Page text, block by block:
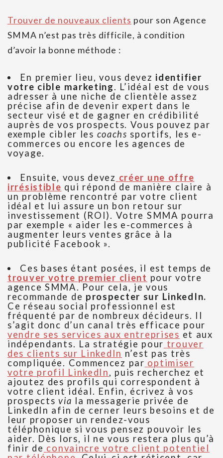
Trouver de nouveaux clients pour son Agence
SMMA n’est pas très difficile, à condition
d’avoir la bonne méthode :
En premier lieu, vous devez identifier
votre cible marketing. L’idéal est de vous
adresser à une niche de clientèle assez
précise afin de devenir expert dans le
secteur visé et de gagner en crédibilité
auprès de vos prospects. Vous pouvez par
exemple cibler les coachs sportifs, les e-
commerces ou encore les agences de
voyage.
Ensuite, vous devez créer une offre
irrésistible qui répond de manière claire à
un problème rencontré par votre client
idéal et lui assure un bon retour sur
investissement (ROI). Votre SMMA pourra
par exemple « aider les e-commerces à
augmenter leurs ventes grâce à la
publicité Facebook ».
Ces bases étant posées, il est temps de
trouver votre premier client pour votre
agence SMMA. Pour cela, je vous
recommande de prospecter sur LinkedIn.
Ce réseau social professionnel est
fréquenté par de nombreux décideurs. Il
s’agit donc d’un canal très efficace pour
vendre ses services aux entreprises et aux
indépendants. La stratégie pour trouver
des clients sur LinkedIn n’est pas très
compliquée. Commencez par optimiser
votre profil LinkedIn, puis recherchez et
ajoutez des profils qui correspondent à
votre client idéal. Enfin, écrivez à vos
prospectsvia la messagerie privée de
LinkedIn afin de cerner leurs besoins et de
leur proposer un rendez-vous
téléphonique si vous pensez pouvoir les
aider. Dès lors, il ne vous restera plus qu’à
finir de convaincre votre client potentiel